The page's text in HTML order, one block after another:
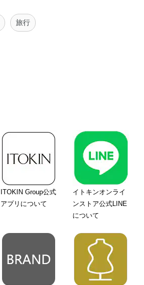
旅行
ITOKIN Group公式
アプリについて
イトキンオンライ
ンストア公式LINE
について